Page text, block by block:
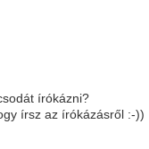
írókázni?
írsz az írókázásről :-))